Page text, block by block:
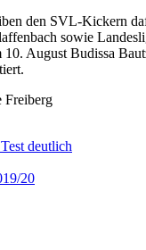
den SVL-Kickern
sowie
August Budissa
Freiberg
deutlich
20